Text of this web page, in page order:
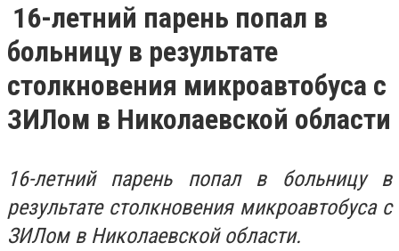
16-летний парень попал в
больницу в результате
столкновения микроавтобуса с
ЗИЛом в Николаевской области
16-летний парень попал в больницу в
результате столкновения микроавтобуса с
ЗИЛом в Николаевской области.